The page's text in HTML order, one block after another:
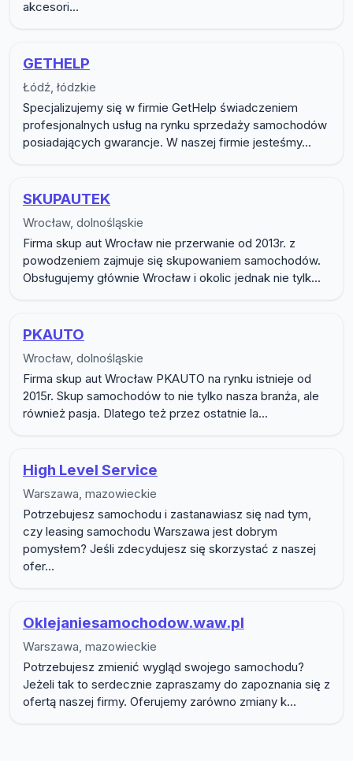
akcesori...
GETHELP
Łódź, łódzkie
Specjalizujemy się w firmie GetHelp świadczeniem
profesjonalnych usług na rynku sprzedaży samochodów
posiadających gwarancje. W naszej firmie jesteśmy...
SKUPAUTEK
Wrocław, dolnośląskie
Firma skup aut Wrocław nie przerwanie od 2013r. z
powodzeniem zajmuje się skupowaniem samochodów.
Obsługujemy głównie Wrocław i okolic jednak nie tylk...
PKAUTO
Wrocław, dolnośląskie
Firma skup aut Wrocław PKAUTO na rynku istnieje od
2015r. Skup samochodów to nie tylko nasza branża, ale
również pasja. Dlatego też przez ostatnie la...
High Level Service
Warszawa, mazowieckie
Potrzebujesz samochodu i zastanawiasz się nad tym,
czy leasing samochodu Warszawa jest dobrym
pomysłem? Jeśli zdecydujesz się skorzystać z naszej
ofer...
Oklejaniesamochodow.waw.pl
Warszawa, mazowieckie
Potrzebujesz zmienić wygląd swojego samochodu?
Jeżeli tak to serdecznie zapraszamy do zapoznania się z
ofertą naszej firmy. Oferujemy zarówno zmiany k...